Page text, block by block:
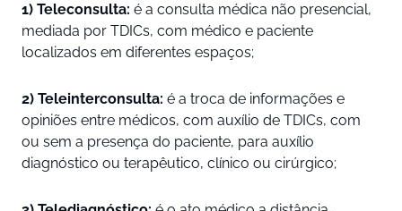
1) Teleconsulta: é a consulta médica não presencial,
mediada por TDICs, com médico e paciente
localizados em diferentes espaços;
2) Teleinterconsulta: é a troca de informações e
opiniões entre médicos, com auxílio de TDICs, com
ou sem a presença do paciente, para auxílio
diagnóstico ou terapêutico, clínico ou cirúrgico;